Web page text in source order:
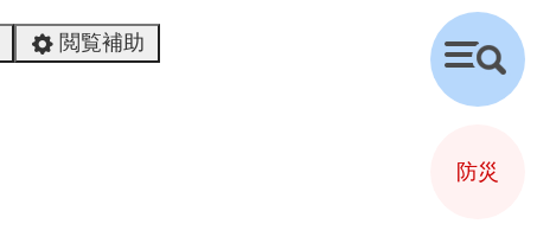
閲覧補助
検
索
防災